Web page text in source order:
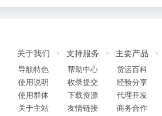
关于我们
导航特色
使用说明
使用群体
关于主站
支持服务
帮助中心
收录提交
下载资源
友情链接
主要产品
货运百科
经验分享
代理开发
商务合作